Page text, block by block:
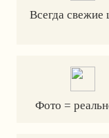
Всегда свежие
Фото =